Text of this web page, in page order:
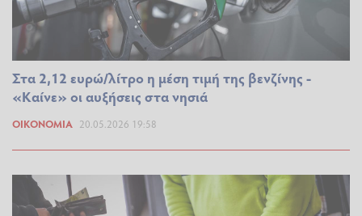
Στα 2,12 ευρώ/λίτρο η μέση τιμή της βενζίνης -
«Καίνε» οι αυξήσεις στα νησιά
ΟΙΚΟΝΟΜΊΑ 20.05.2026 19:58